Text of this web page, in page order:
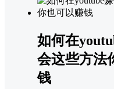
如何在
会这些方法
钱